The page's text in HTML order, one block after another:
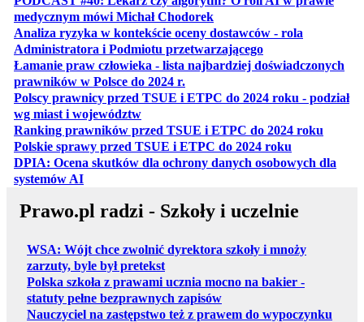
medycznym mówi Michał Chodorekotwiera się w nowej karcie
Analiza ryzyka w kontekście oceny dostawców - rola
Administratora i Podmiotu przetwarzającegootwiera się w
Łamanie praw człowieka - lista najbardziej doświadczonych
prawników w Polsce do 2024 r.
Polscy prawnicy przed TSUE i ETPC do 2024 roku - podział
wg miast i województwotwiera się w nowej karcie
Ranking prawników przed TSUE i ETPC do 2024 roku
Polskie sprawy przed TSUE i ETPC do 2024 roku
DPIA: Ocena skutków dla ochrony danych osobowych dla
systemów AIotwiera się w nowej karcie
Prawo.pl radzi - Szkoły i uczelnie
WSA: Wójt chce zwolnić dyrektora szkoły i mnoży
zarzuty, byle był pretekst
Polska szkoła z prawami ucznia mocno na bakier -
statuty pełne bezprawnych zapisów
Nauczyciel na zastępstwo też z prawem do wypoczynku